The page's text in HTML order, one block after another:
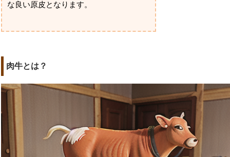
な良い原皮となります。
肉牛とは？